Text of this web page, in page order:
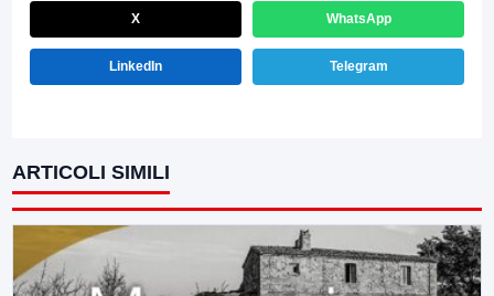
X WhatsApp
LinkedIn Telegram
ARTICOLI SIMILI